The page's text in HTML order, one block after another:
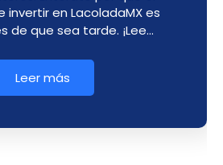
en LacoladaMX es
de que sea tarde. ¡Lee…
Leer más